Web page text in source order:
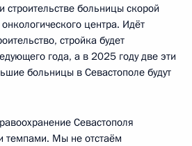
строительстве больницы скорой
центра. Идёт
стройка будет
года, а в 2025 году две эти
больницы в Севастополе будут
Севастополя
темпами. Мы не отстаём